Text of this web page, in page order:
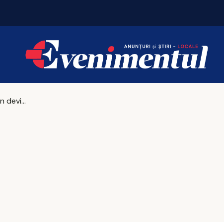
Hotelul Traian devine ecran uriaș pentru elevi din Iași și Botoșani